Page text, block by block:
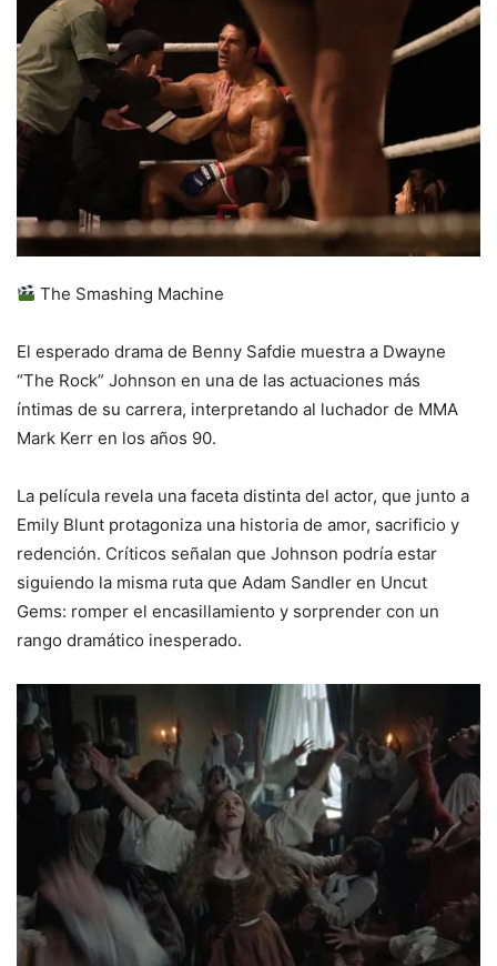
The Smashing Machine
El esperado drama de Benny Safdie muestra a Dwayne
“The Rock” Johnson en una de las actuaciones más
íntimas de su carrera, interpretando al luchador de MMA
Mark Kerr en los años 90.
La película revela una faceta distinta del actor, que junto a
Emily Blunt protagoniza una historia de amor, sacrificio y
redención. Críticos señalan que Johnson podría estar
siguiendo la misma ruta que Adam Sandler en Uncut
Gems: romper el encasillamiento y sorprender con un
rango dramático inesperado.